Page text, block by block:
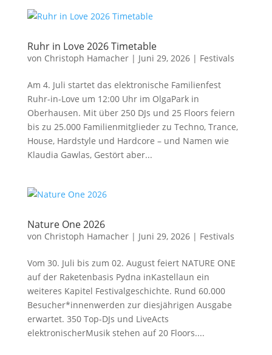
Ruhr in Love 2026 Timetable
von Christoph Hamacher| Juni 29, 2026| Festivals
Am 4. Juli startet das elektronische Familienfest
Ruhr-in-Love um 12:00 Uhr im OlgaPark in
Oberhausen. Mit über 250 DJs und 25 Floors feiern
bis zu 25.000 Familienmitglieder zu Techno, Trance,
House, Hardstyle und Hardcore – und Namen wie
Klaudia Gawlas, Gestört aber...
Nature One 2026
von Christoph Hamacher| Juni 29, 2026| Festivals
Vom 30. Juli bis zum 02. August feiert NATURE ONE
auf der Raketenbasis Pydna inKastellaun ein
weiteres Kapitel Festivalgeschichte. Rund 60.000
Besucher*innenwerden zur diesjährigen Ausgabe
erwartet. 350 Top-DJs und LiveActs
elektronischerMusik stehen auf 20 Floors....